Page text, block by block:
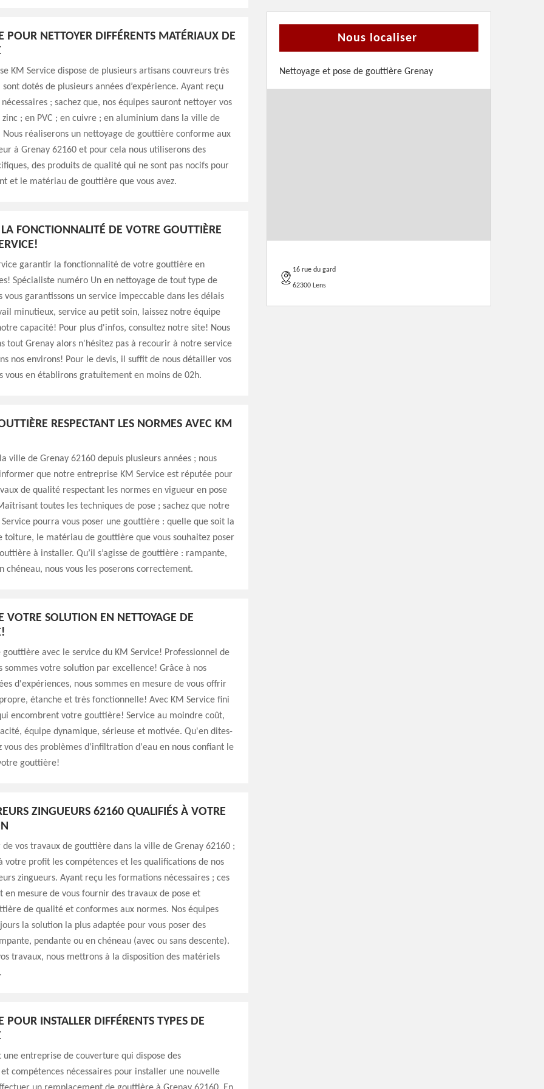
POUR NETTOYER DIFFÉRENTS MATÉRIAUX DE
KM Service dispose de plusieurs artisans couvreurs très
dotés de plusieurs années d’expérience. Ayant reçu
; sachez que, nos équipes sauront nettoyer vos
; en PVC ; en cuivre ; en aluminium dans la ville de
Nous réaliserons un nettoyage de gouttière conforme aux
à Grenay 62160 et pour cela nous utiliserons des
des produits de qualité qui ne sont pas nocifs pour
et le matériau de gouttière que vous avez.
FONCTIONNALITÉ DE VOTRE GOUTTIÈRE
garantir la fonctionnalité de votre gouttière en
Spécialiste numéro Un en nettoyage de tout type de
vous garantissons un service impeccable dans les délais
minutieux, service au petit soin, laissez notre équipe
capacité! Pour plus d'infos, consultez notre site! Nous
tout Grenay alors n'hésitez pas à recourir à notre service
nos environs! Pour le devis, il suffit de nous détailler vos
vous en établirons gratuitement en moins de 02h.
RESPECTANT LES NORMES AVEC KM
ville de Grenay 62160 depuis plusieurs années ; nous
que notre entreprise KM Service est réputée pour
de qualité respectant les normes en vigueur en pose
toutes les techniques de pose ; sachez que notre
pourra vous poser une gouttière : quelle que soit la
toiture, le matériau de gouttière que vous souhaitez poser
à installer. Qu’il s’agisse de gouttière : rampante,
chéneau, nous vous les poserons correctement.
VOTRE SOLUTION EN NETTOYAGE DE
avec le service du KM Service! Professionnel de
sommes votre solution par excellence! Grâce à nos
d'expériences, nous sommes en mesure de vous offrir
étanche et très fonctionnelle! Avec KM Service fini
encombrent votre gouttière! Service au moindre coût,
équipe dynamique, sérieuse et motivée. Qu'en dites-
vous des problèmes d'infiltration d'eau en nous confiant le
gouttière!
ZINGUEURS 62160 QUALIFIÉS À VOTRE
de vos travaux de gouttière dans la ville de Grenay 62160 ;
votre profit les compétences et les qualifications de nos
zingueurs. Ayant reçu les formations nécessaires ; ces
en mesure de vous fournir des travaux de pose et
de qualité et conformes aux normes. Nos équipes
la solution la plus adaptée pour vous poser des
pendante ou en chéneau (avec ou sans descente).
travaux, nous mettrons à la disposition des matériels
POUR INSTALLER DIFFÉRENTS TYPES DE
une entreprise de couverture qui dispose des
et compétences nécessaires pour installer une nouvelle
Nous localiser
Nettoyage et pose de gouttière Grenay
16 rue du gard
62300 Lens